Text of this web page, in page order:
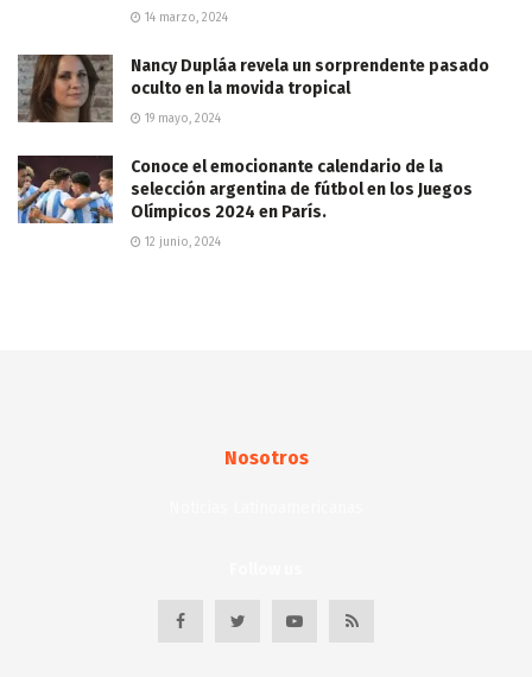
14 marzo, 2024
Nancy Dupláa revela un sorprendente pasado
oculto en la movida tropical
19 mayo, 2024
Conoce el emocionante calendario de la
selección argentina de fútbol en los Juegos
Olímpicos 2024 en París.
12 junio, 2024
Nosotros